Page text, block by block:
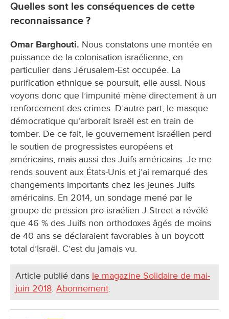
Quelles sont les conséquences de cette
reconnaissance ?
Omar Barghouti. Nous constatons une montée en
puissance de la colonisation israélienne, en
particulier dans Jérusalem-Est occupée. La
purification ethnique se poursuit, elle aussi. Nous
voyons donc que l’impunité mène directement à un
renforcement des crimes. D’autre part, le masque
démocratique qu’arborait Israël est en train de
tomber. De ce fait, le gouvernement israélien perd
le soutien de progressistes européens et
américains, mais aussi des Juifs américains. Je me
rends souvent aux États-Unis et j’ai remarqué des
changements importants chez les jeunes Juifs
américains. En 2014, un sondage mené par le
groupe de pression pro-israélien J Street a révélé
que 46 % des Juifs non orthodoxes âgés de moins
de 40 ans se déclaraient favorables à un boycott
total d’Israël. C’est du jamais vu.
Article publié dans le magazine Solidaire de mai-
juin 2018. Abonnement.